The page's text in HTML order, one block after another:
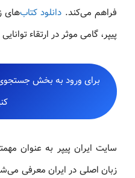
فراهم می‌کند. دانلود کتاب‌های
پیپر، گامی موثر در ارتقاء
برای ورود به بخش جستجوی
سایت ایران پیپر به عنوان
زبان اصلی در ایران معرفی